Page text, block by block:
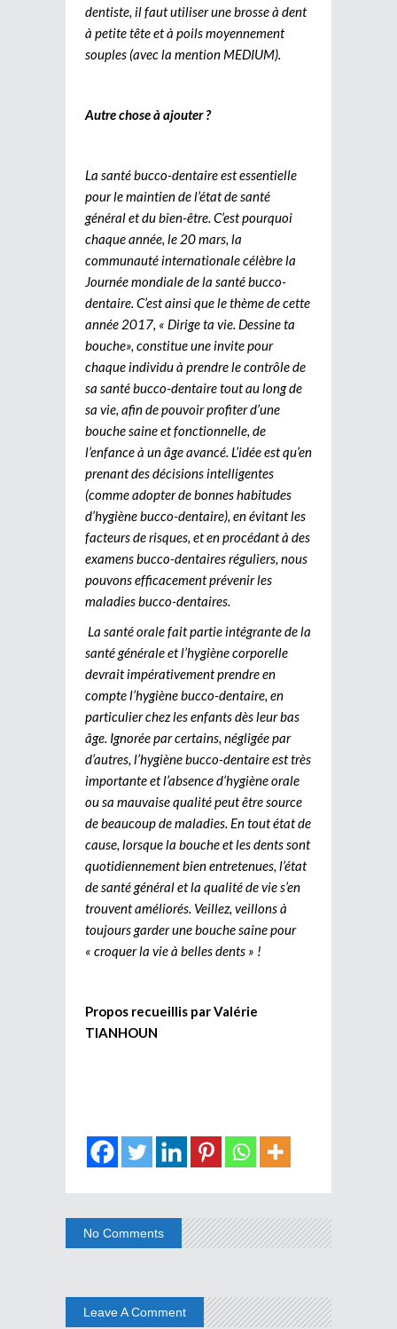
dentiste, il faut utiliser une brosse à dent
à petite tête et à poils moyennement
souples (avec la mention MEDIUM).
Autre chose à ajouter ?
La santé bucco-dentaire est essentielle
pour le maintien de l’état de santé
général et du bien-être. C’est pourquoi
chaque année, le 20 mars, la
communauté internationale célèbre la
Journée mondiale de la santé bucco-
dentaire. C’est ainsi que le thème de cette
année 2017, « Dirige ta vie. Dessine ta
bouche», constitue une invite pour
chaque individu à prendre le contrôle de
sa santé bucco-dentaire tout au long de
sa vie, afin de pouvoir profiter d’une
bouche saine et fonctionnelle, de
l’enfance à un âge avancé. L’idée est qu’en
prenant des décisions intelligentes
(comme adopter de bonnes habitudes
d’hygiène bucco-dentaire), en évitant les
facteurs de risques, et en procédant à des
examens bucco-dentaires réguliers, nous
pouvons efficacement prévenir les
maladies bucco-dentaires.
La santé orale fait partie intégrante de la
santé générale et l’hygiène corporelle
devrait impérativement prendre en
compte l’hygiène bucco-dentaire, en
particulier chez les enfants dès leur bas
âge. Ignorée par certains, négligée par
d’autres, l’hygiène bucco-dentaire est très
importante et l’absence d’hygiène orale
ou sa mauvaise qualité peut être source
de beaucoup de maladies. En tout état de
cause, lorsque la bouche et les dents sont
quotidiennement bien entretenues, l’état
de santé général et la qualité de vie s’en
trouvent améliorés. Veillez, veillons à
toujours garder une bouche saine pour
« croquer la vie à belles dents » !
Propos recueillis par Valérie
TIANHOUN
No Comments
Leave A Comment